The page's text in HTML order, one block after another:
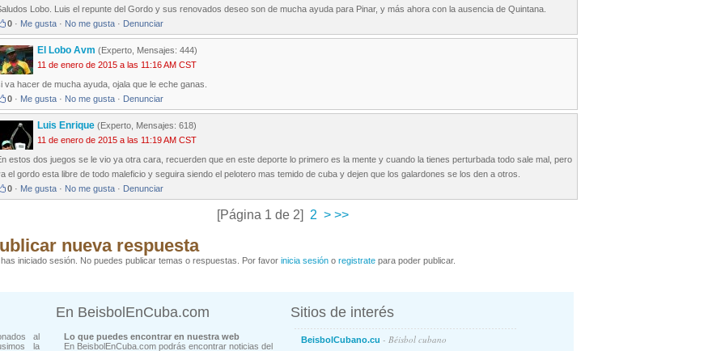
Lobo. Luis el repunte del Gordo y sus renovados deseo son de mucha ayuda para Pinar, y más ahora con la ausencia de Quintana.
0 · Me gusta · No me gusta · Denunciar
El Lobo Avm (Experto, Mensajes: 444)
11 de enero de 2015 a las 11:16 AM CST
va hacer de mucha ayuda, ojala que le eche ganas.
0 · Me gusta · No me gusta · Denunciar
Luis Enrique (Experto, Mensajes: 618)
11 de enero de 2015 a las 11:19 AM CST
estos dos juegos se le vio ya otra cara, recuerden que en este deporte lo primero es la mente y cuando la tienes perturbada todo sale mal, pero
el gordo esta libre de todo maleficio y seguira siendo el pelotero mas temido de cuba y dejen que los galardones se los den a otros.
0 · Me gusta · No me gusta · Denunciar
[Página 1 de 2] 2 >>>
nueva respuesta
has iniciado sesión. No puedes publicar temas o respuestas. Por favor inicia sesión o registrate para poder publicar.
al
la
En BeisbolEnCuba.com
Lo que puedes encontrar en nuestra web
En BeisbolEnCuba.com podrás encontrar noticias del
Sitios de interés
BeisbolCubano.cu - Béisbol cubano